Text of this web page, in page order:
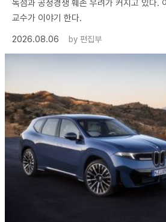
독점과 공정경쟁 훼손 우려가 커지고 있다.
교수가 이야기 한다.
2026.08.06
by 편집부